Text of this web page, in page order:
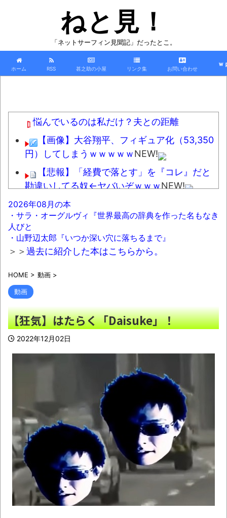
ねと見！
「ネットサーフィン見聞記」だったとこ。
ホーム RSS 甚之助の小屋 リンク集 お問い合わせ
ｗ
悩んでいるのは私だけ？夫との距離
【画像】大谷翔平、フィギュア化（53,350
円）してしまうｗｗｗｗｗNEW!
【悲報】「経費で落とす」を『コレ』だと
勘違いしてる奴←ヤバいぞｗｗｗNEW!
週間少年ジャンプのグッズ(43億円分)を注
文してキャンセルした32歳女が逮捕NEW!
【画像あり】ついに国産リアルヒューマノ
イドｷﾀ━━━━━━(ﾟ∀ﾟ)━━━━━━
【衝撃】ジャンプストアで大量注文→キャ
ンセルを繰り返した32歳女を逮捕 238アカウ
ント、総額43億円超「注文したことで欲求が
満たされた」NEW!
15年ぶりに歯医者行ってきた(´；ω；
｀)NEW!
【画像】女性さん被災地に手作りおにぎり
高市首、自民党内で「独裁だ」と批判され
始めるNEW!
炎上覚悟で言うけど、手羽先って食べる
ときの面倒くささを美味しさが上回らないよ
ね？「綺麗な食べ方はあるけどそれでも…」
NEW!
「題名のない音楽会」ゲーム音楽批判から
2026年08月の本
・サラ・オーグルヴィ『世界最高の辞典を作った名もなき
人びと
・山野辺太郎『いつか深い穴に落ちるまで』
＞＞過去に紹介した本はこちらから。
HOME > 動画 >
動画
【狂気】はたらく「Daisuke」！
2022年12月02日